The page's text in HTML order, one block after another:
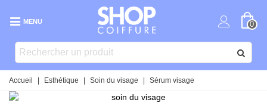
MENU 0
Accueil Esthétique Soin du visage Sérum visage